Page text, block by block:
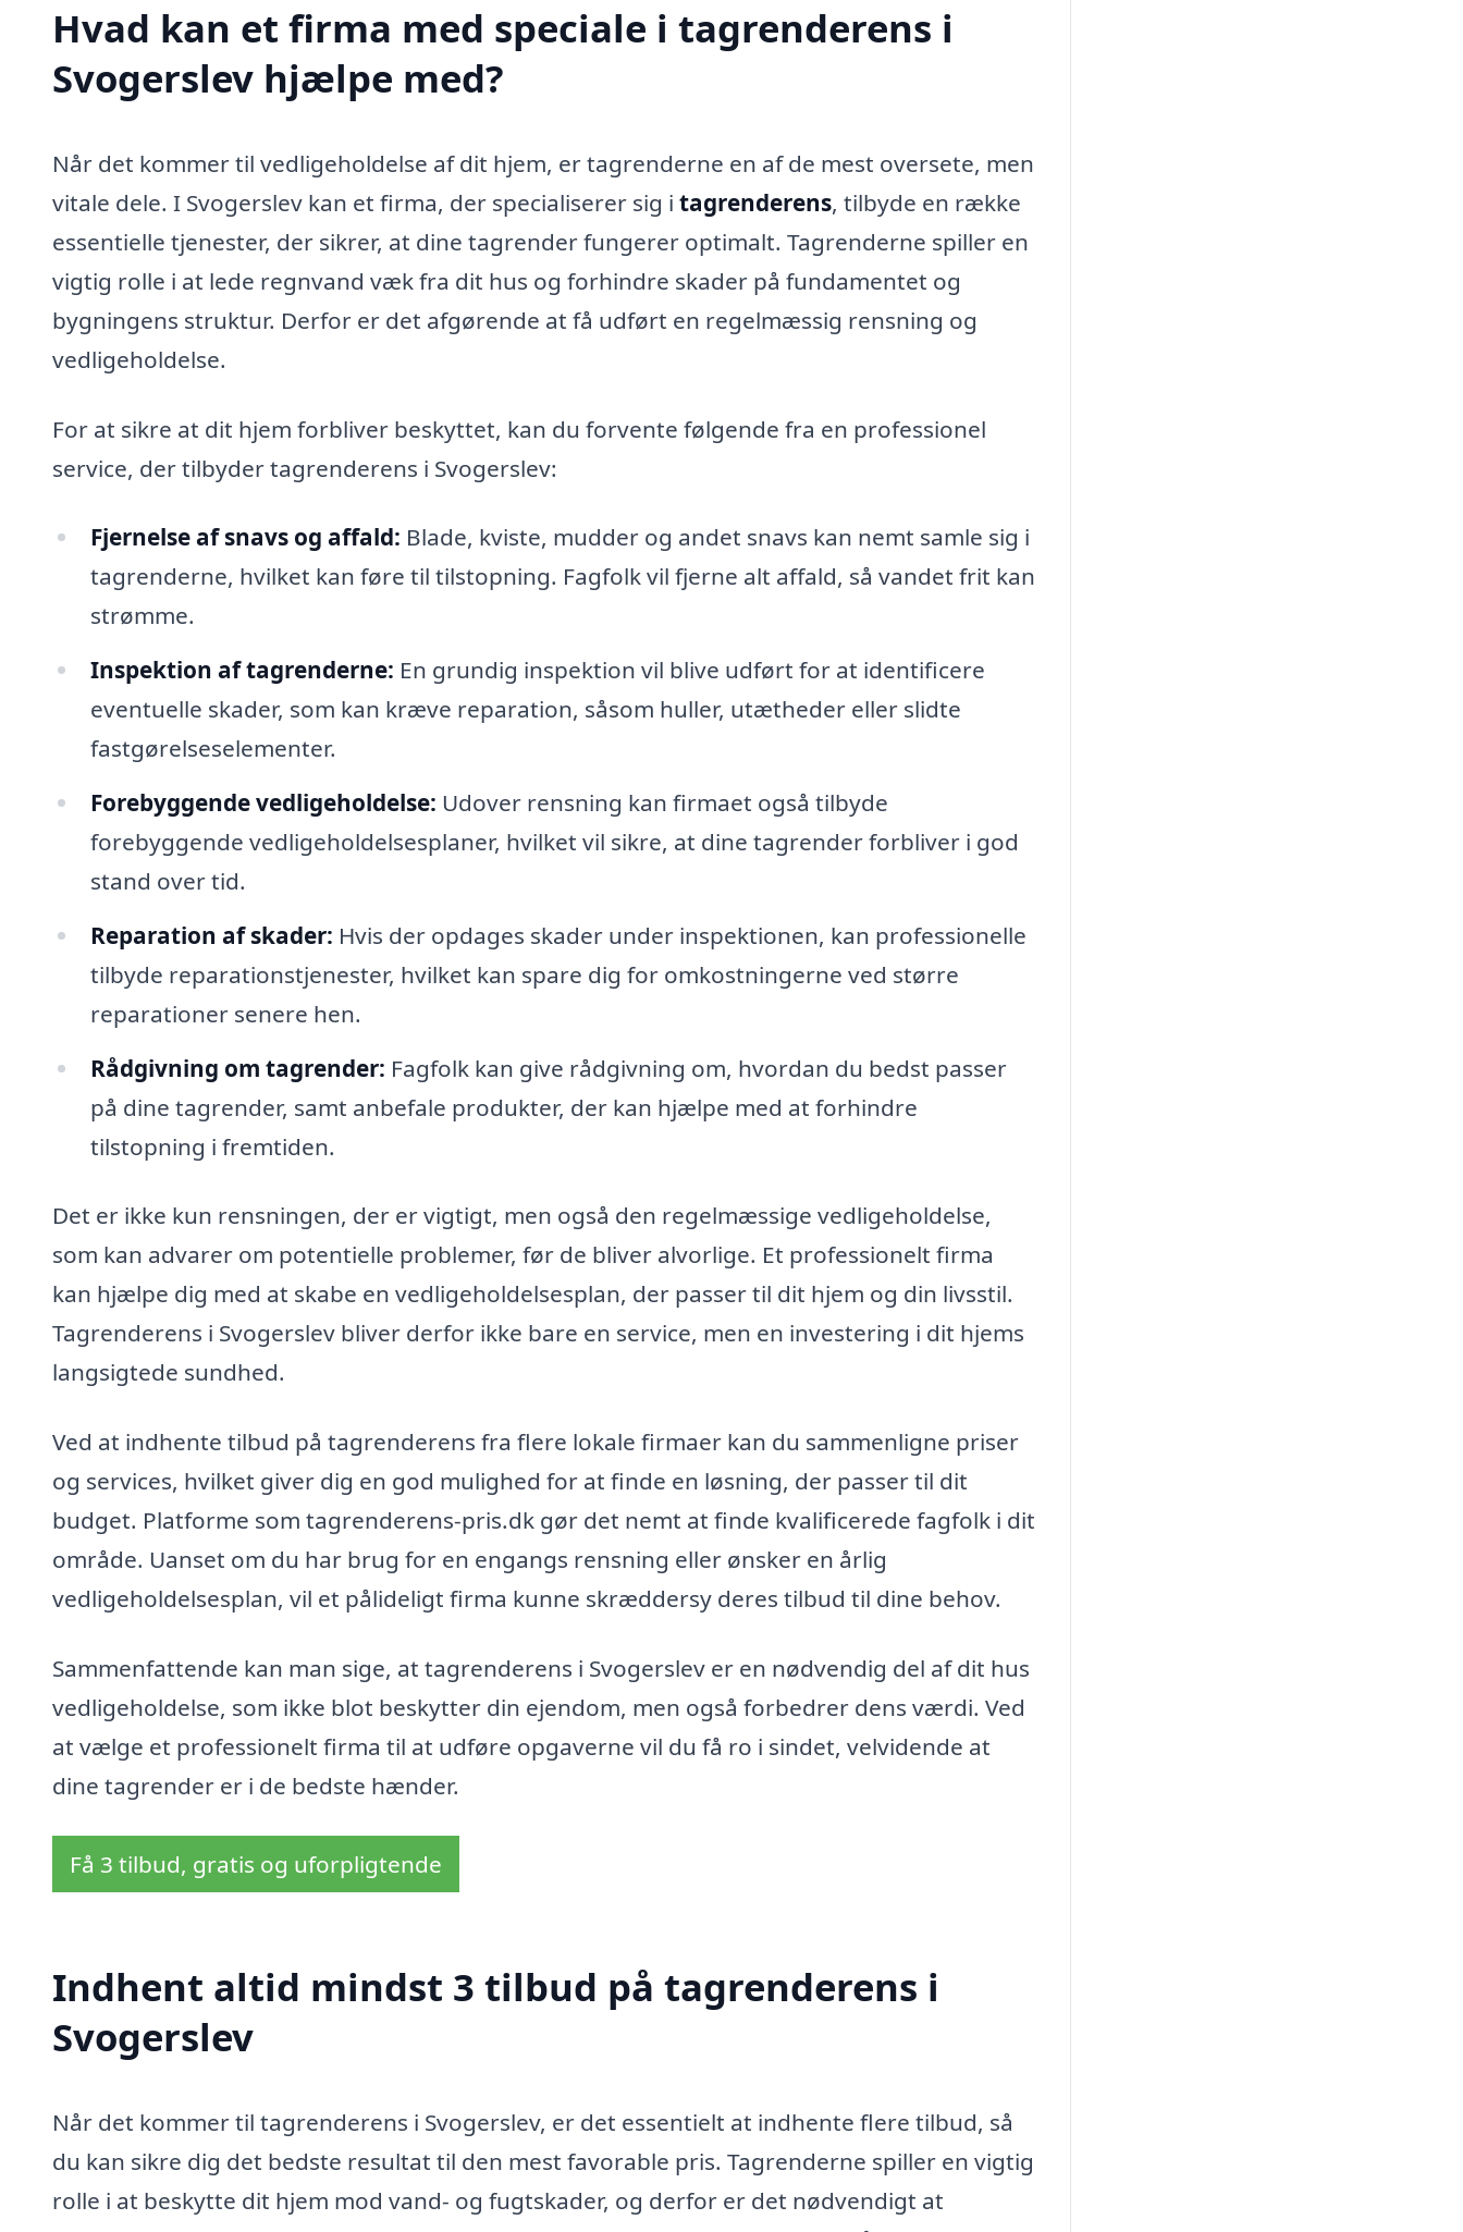
Hvad kan et firma med speciale i tagrenderens i
Svogerslev hjælpe med?
Når det kommer til vedligeholdelse af dit hjem, er tagrenderne en af de mest oversete, men
vitale dele. I Svogerslev kan et firma, der specialiserer sig i tagrenderens, tilbyde en række
essentielle tjenester, der sikrer, at dine tagrender fungerer optimalt. Tagrenderne spiller en
vigtig rolle i at lede regnvand væk fra dit hus og forhindre skader på fundamentet og
bygningens struktur. Derfor er det afgørende at få udført en regelmæssig rensning og
vedligeholdelse.
For at sikre at dit hjem forbliver beskyttet, kan du forvente følgende fra en professionel
service, der tilbyder tagrenderens i Svogerslev:
Fjernelse af snavs og affald: Blade, kviste, mudder og andet snavs kan nemt samle sig i
tagrenderne, hvilket kan føre til tilstopning. Fagfolk vil fjerne alt affald, så vandet frit kan
strømme.
Inspektion af tagrenderne: En grundig inspektion vil blive udført for at identificere
eventuelle skader, som kan kræve reparation, såsom huller, utætheder eller slidte
fastgørelseselementer.
Forebyggende vedligeholdelse: Udover rensning kan firmaet også tilbyde
forebyggende vedligeholdelsesplaner, hvilket vil sikre, at dine tagrender forbliver i god
stand over tid.
Reparation af skader: Hvis der opdages skader under inspektionen, kan professionelle
tilbyde reparationstjenester, hvilket kan spare dig for omkostningerne ved større
reparationer senere hen.
Rådgivning om tagrender: Fagfolk kan give rådgivning om, hvordan du bedst passer
på dine tagrender, samt anbefale produkter, der kan hjælpe med at forhindre
tilstopning i fremtiden.
Det er ikke kun rensningen, der er vigtigt, men også den regelmæssige vedligeholdelse,
som kan advarer om potentielle problemer, før de bliver alvorlige. Et professionelt firma
kan hjælpe dig med at skabe en vedligeholdelsesplan, der passer til dit hjem og din livsstil.
Tagrenderens i Svogerslev bliver derfor ikke bare en service, men en investering i dit hjems
langsigtede sundhed.
Ved at indhente tilbud på tagrenderens fra flere lokale firmaer kan du sammenligne priser
og services, hvilket giver dig en god mulighed for at finde en løsning, der passer til dit
budget. Platforme som tagrenderens-pris.dk gør det nemt at finde kvalificerede fagfolk i dit
område. Uanset om du har brug for en engangs rensning eller ønsker en årlig
vedligeholdelsesplan, vil et pålideligt firma kunne skræddersy deres tilbud til dine behov.
Sammenfattende kan man sige, at tagrenderens i Svogerslev er en nødvendig del af dit hus
vedligeholdelse, som ikke blot beskytter din ejendom, men også forbedrer dens værdi. Ved
at vælge et professionelt firma til at udføre opgaverne vil du få ro i sindet, velvidende at
dine tagrender er i de bedste hænder.
Få 3 tilbud, gratis og uforpligtende
Indhent altid mindst 3 tilbud på tagrenderens i
Svogerslev
Når det kommer til tagrenderens i Svogerslev, er det essentielt at indhente flere tilbud, så
du kan sikre dig det bedste resultat til den mest favorable pris. Tagrenderne spiller en vigtig
rolle i at beskytte dit hjem mod vand- og fugtskader, og derfor er det nødvendigt at